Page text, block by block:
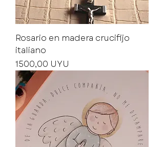
Rosario en madera crucifijo
italiano
Precio
1500,00 UYU